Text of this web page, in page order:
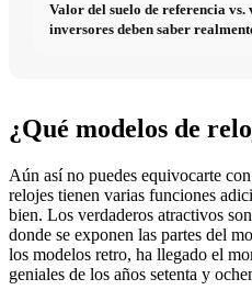
Valor del suelo de referencia
inversores deben saber
¿Qué modelos de
Aún así no puedes equivocarte
relojes tienen varias funciones
bien. Los verdaderos atractivos
donde se exponen las partes del
los modelos retro, ha llegado el
geniales de los años setenta y